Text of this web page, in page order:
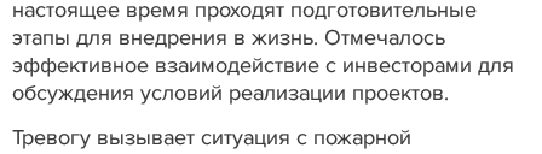
настоящее время проходят подготовительные
этапы для внедрения в жизнь. Отмечалось
эффективное взаимодействие с инвесторами для
обсуждения условий реализации проектов.
Тревогу вызывает ситуация с пожарной